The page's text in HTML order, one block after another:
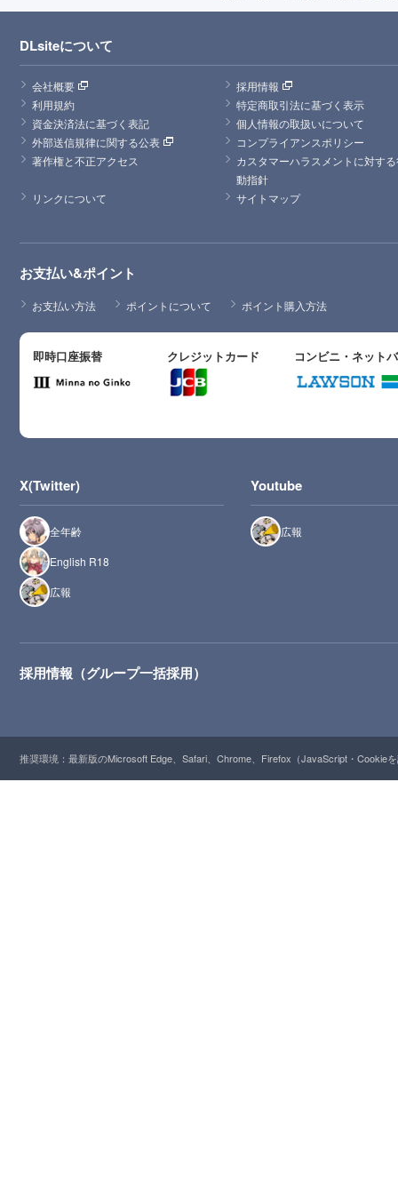
DLsiteについて
会社概要
採用情報
利用規約
特定商取引法に基づく表示
資金決済法に基づく表記
個人情報の取扱いについて
外部送信規律に関する公表
コンプライアンスポリシー
著作権と不正アクセス
カスタマーハラスメントに対す
動指針
リンクについて
サイトマップ
お支払い&ポイント
お支払い方法 ポイントについて ポイント購入方法
即時口座振替 クレジットカード コンビニ・ネット
X(Twitter)
全年齢
English R18
広報
Youtube
広報
採用情報（グループ一括採用）
推奨環境：最新版のMicrosoft Edge、Safari、Chrome、Firefox（JavaScript・Cookie